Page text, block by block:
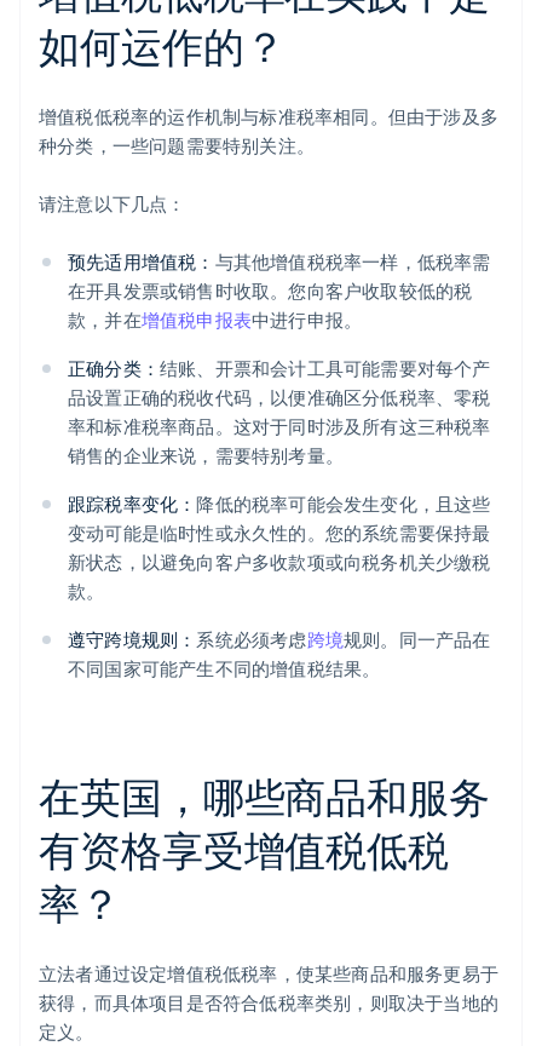
如何运作的？
增值税低税率的运作机制与标准税率相同。但由于涉及多
种分类，一些问题需要特别关注。
请注意以下几点：
预先适用增值税： 与其他增值税税率一样，低税率需
在开具发票或销售时收取。您向客户收取较低的税
款，并在增值税申报表中进行申报。
正确分类： 结账、开票和会计工具可能需要对每个产
品设置正确的税收代码，以便准确区分低税率、零税
率和标准税率商品。这对于同时涉及所有这三种税率
销售的企业来说，需要特别考量。
跟踪税率变化：降低的税率可能会发生变化，且这些
变动可能是临时性或永久性的。您的系统需要保持最
新状态，以避免向客户多收款项或向税务机关少缴税
款。
遵守跨境规则： 系统必须考虑跨境规则。同一产品在
不同国家可能产生不同的增值税结果。
在英国，哪些商品和服务
有资格享受增值税低税
率？
立法者通过设定增值税低税率，使某些商品和服务更易于
获得，而具体项目是否符合低税率类别，则取决于当地的
定义。